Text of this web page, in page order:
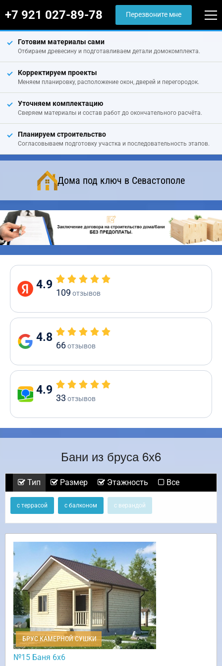
+7 921 027-89-78 Перезвоните мне
Готовим материалы сами
Отбираем древесину и подготавливаем детали домокомплекта.
Корректируем проекты
Меняем планировку, расположение окон, дверей и перегородок.
Уточняем комплектацию
Сверяем материалы и состав работ до окончательного расчёта.
Планируем строительство
Согласовываем подготовку участка и последовательность этапов.
Дома под ключ в Севастополе
4.9
109 отзывов
4.8
66отзывов
4.9
33 отзывов
Бани из бруса 6х6
Тип Размер Этажность Все
с террасой с балконом с верандой
БРУС КАМЕРНОЙ СУШКИ
№15 Баня 6х6